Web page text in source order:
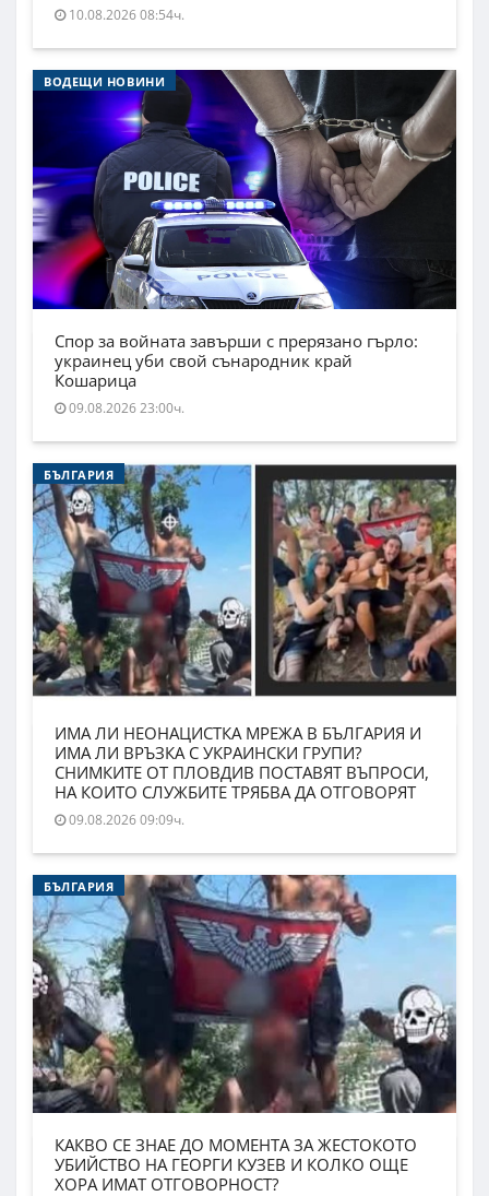
10.08.2026 08:54ч.
ВОДЕЩИ НОВИНИ
Спор за войната завърши с прерязано гърло:
украинец уби свой сънародник край
Кошарица
09.08.2026 23:00ч.
БЪЛГАРИЯ
ИМА ЛИ НЕОНАЦИСТКА МРЕЖА В БЪЛГАРИЯ И
ИМА ЛИ ВРЪЗКА С УКРАИНСКИ ГРУПИ?
СНИМКИТЕ ОТ ПЛОВДИВ ПОСТАВЯТ ВЪПРОСИ,
НА КОИТО СЛУЖБИТЕ ТРЯБВА ДА ОТГОВОРЯТ
09.08.2026 09:09ч.
БЪЛГАРИЯ
КАКВО СЕ ЗНАЕ ДО МОМЕНТА ЗА ЖЕСТОКОТО
УБИЙСТВО НА ГЕОРГИ КУЗЕВ И КОЛКО ОЩЕ
ХОРА ИМАТ ОТГОВОРНОСТ?